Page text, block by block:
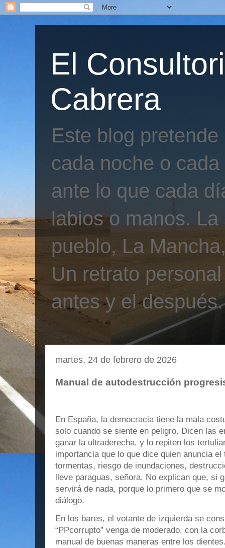
El
Cabrera
Este blog
cada noche o
ante lo que cada
labios o manos.
pueblo, La
Un retrato
antes y el después.
martes, 24 de febrero de 2026
Manual de autodestrucción
En España, la democracia tiene la mala
solo cuando se siente en peligro. Dicen las
ganar la ultraderecha, y lo repiten los
importancia que lo que dice quien anuncia
tormentas, riesgo de inundaciones,
lleve paraguas, señora. No explican que, si
servirá de nada, porque lo primero que se
diálogo.
En los bares, el votante de izquierda se
“PPcorrupto” venga de moderado, con la
manual de buenas maneras entre los